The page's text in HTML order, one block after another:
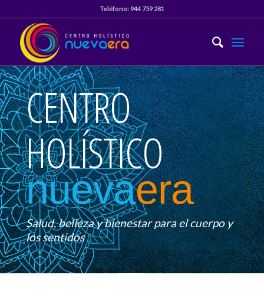
Teléfono:944 759 281
CENTRO
HOLÍSTICO
nuevaera
Salud, belleza y bienestar para el cuerpo y
los sentidos